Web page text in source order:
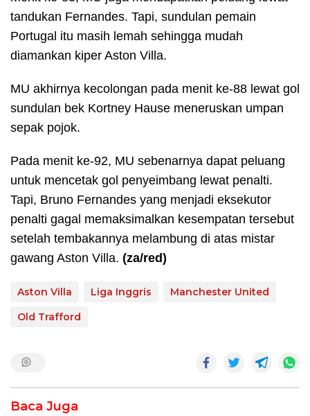
tandukan Fernandes. Tapi, sundulan pemain
Portugal itu masih lemah sehingga mudah
diamankan kiper Aston Villa.
MU akhirnya kecolongan pada menit ke-88 lewat gol
sundulan bek Kortney Hause meneruskan umpan
sepak pojok.
Pada menit ke-92, MU sebenarnya dapat peluang
untuk mencetak gol penyeimbang lewat penalti.
Tapi, Bruno Fernandes yang menjadi eksekutor
penalti gagal memaksimalkan kesempatan tersebut
setelah tembakannya melambung di atas mistar
gawang Aston Villa. (za/red)
Aston Villa Liga Inggris
Manchester United
Old Trafford
Baca Juga